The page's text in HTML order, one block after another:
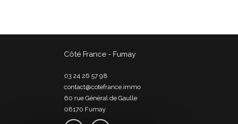
Côté France - Fumay
03 24 26 57 98
contact@cotefrance.immo
60 rue Général de Gaulle
08170
fumay